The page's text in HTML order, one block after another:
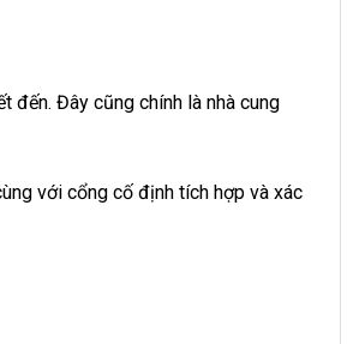
đến. Đây cũng chính là nhà cung
với cổng cố định tích hợp và xác